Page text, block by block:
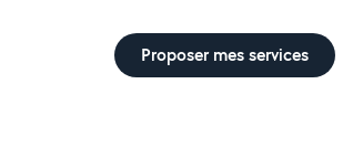
Proposer mes services